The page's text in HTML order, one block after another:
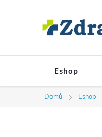
Eshop
Domů Eshop